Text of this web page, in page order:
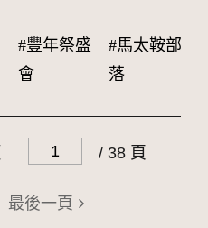
#豐年祭盛
會
#馬太鞍部
落
/ 38 頁
最後一頁